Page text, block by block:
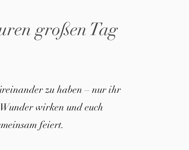
großen Tag
zu haben – nur ihr
wirken und euch
feiert.